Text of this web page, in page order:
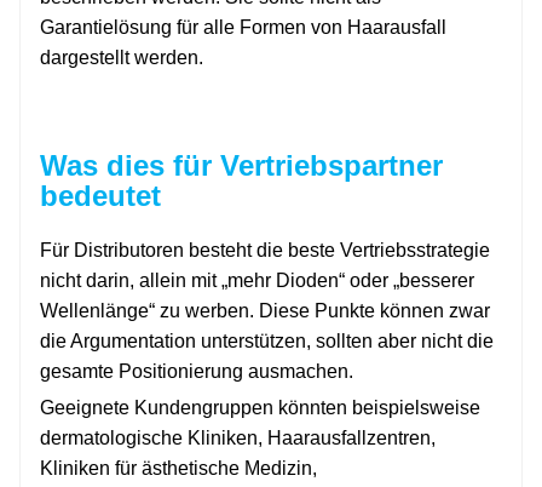
Garantielösung für alle Formen von Haarausfall
dargestellt werden.
Was dies für Vertriebspartner
bedeutet
Für Distributoren besteht die beste Vertriebsstrategie
nicht darin, allein mit „mehr Dioden“ oder „besserer
Wellenlänge“ zu werben. Diese Punkte können zwar
die Argumentation unterstützen, sollten aber nicht die
gesamte Positionierung ausmachen.
Geeignete Kundengruppen könnten beispielsweise
dermatologische Kliniken, Haarausfallzentren,
Kliniken für ästhetische Medizin,